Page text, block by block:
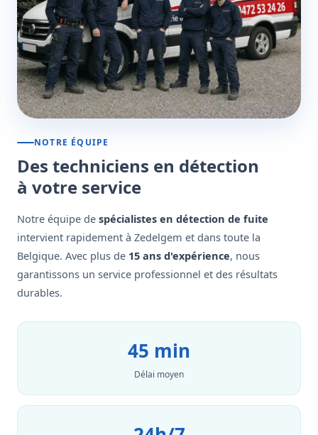
NOTRE ÉQUIPE
Des techniciens en détection
à votre service
Notre équipe de spécialistes en détection de fuite
intervient rapidement à Zedelgem et dans toute la
Belgique. Avec plus de 15 ans d'expérience, nous
garantissons un service professionnel et des résultats
durables.
45 min
Délai moyen